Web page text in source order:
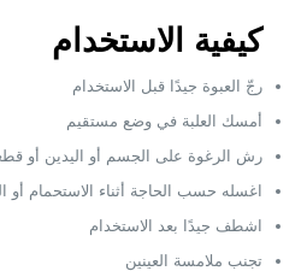
كيفية الاستخدام
رجّ العبوة جيدًا قبل الاستخدام
أمسك العلبة في وضع مستقيم
رش الرغوة على الجسم أو اليدين أو
اغسله حسب الحاجة أثناء الاستحمام أو
اشطف جيدًا بعد الاستخدام
تجنب ملامسة العينين